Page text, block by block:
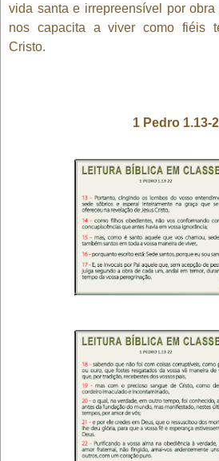
vida santa e irrepreensível por
nos capacita a viver como fiéis
Cristo.
1 Pedro 1.13-